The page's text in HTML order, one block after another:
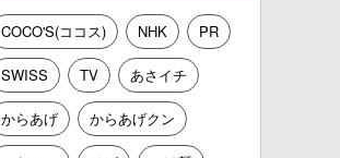
COCO'S(ココス) NHK PR
SWISS TV あさイチ
からあげ からあげクン